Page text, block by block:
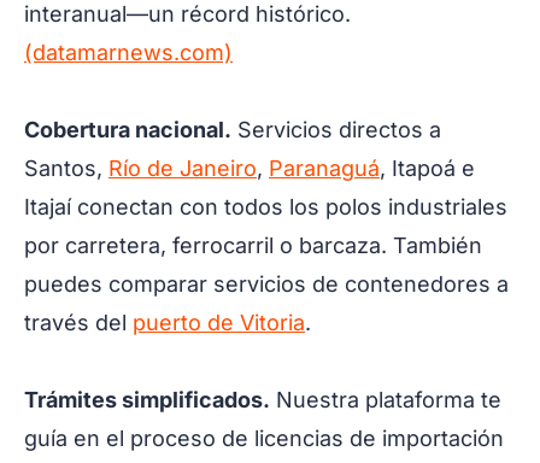
interanual—un récord histórico.
(datamarnews.com)
Cobertura nacional. Servicios directos a
Santos, Río de Janeiro, Paranaguá, Itapoá e
Itajaí conectan con todos los polos industriales
por carretera, ferrocarril o barcaza. También
puedes comparar servicios de contenedores a
través del puerto de Vitoria.
Trámites simplificados. Nuestra plataforma te
guía en el proceso de licencias de importación